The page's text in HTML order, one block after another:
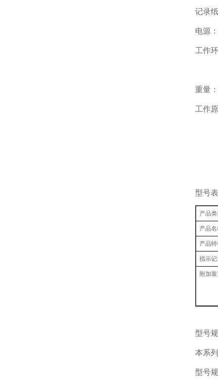
记录
电源
工作
重量
工作
型号
产品
产品
产品
指示
附加
型号
本系
型号